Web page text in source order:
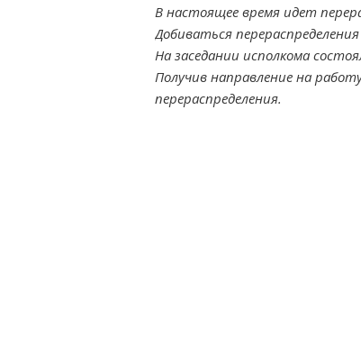
В настоящее время идет
Добиваться
На заседании исполкома
Получив направление на
перераспределения.